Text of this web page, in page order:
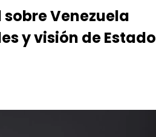
Venezuela
y visión de Estado